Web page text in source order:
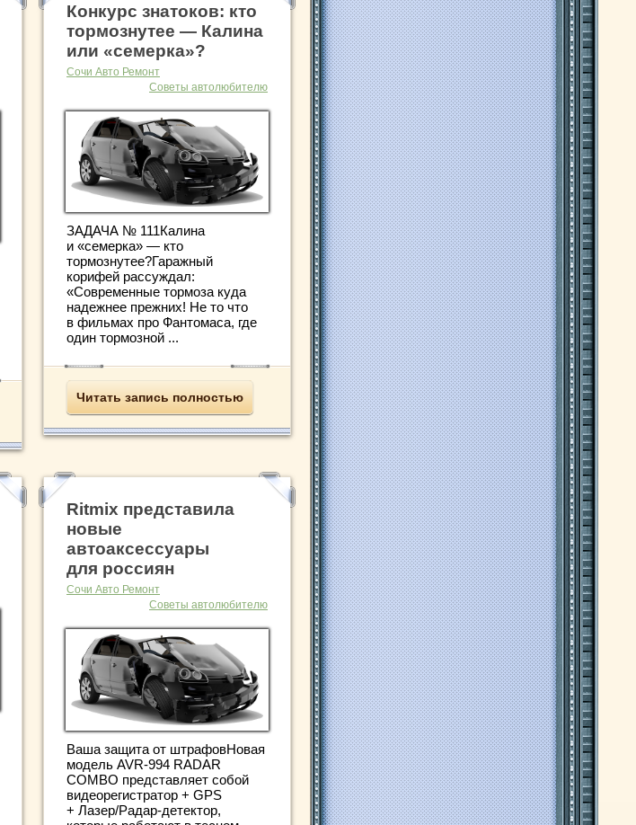
Конкурс знатоков: кто
тормознутее — Калина
или «семерка»?
Сочи Авто Ремонт
Советы автолюбителю
ЗАДАЧА № 111Калина
и «семерка» — кто
тормознутее?Гаражный
корифей рассуждал:
«Современные тормоза куда
надежнее прежних! Не то что
в фильмах про Фантомаса, где
один тормозной ...
Читать запись полностью
Ritmix представила
новые
автоаксессуары
для россиян
Сочи Авто Ремонт
Советы автолюбителю
Ваша защита от штрафовНовая
модель AVR-994 RADAR
COMBO представляет собой
видеорегистратор + GPS
+ Лазер/Радар-детектор,